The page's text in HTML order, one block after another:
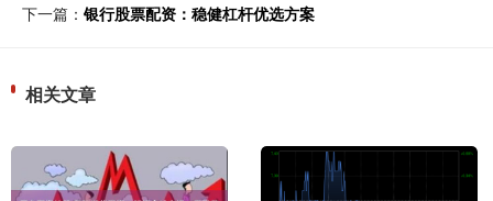
下一篇： 银行股票配资：稳健杠杆优选方案
相关文章